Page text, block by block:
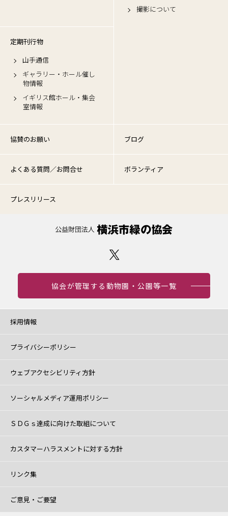
撮影について
定期刊行物
山手通信
ギャラリー・ホール催し
物情報
イギリス館ホール・集会
室情報
協賛のお願い ブログ
よくある質問／お問合せ ボランティア
プレスリリース
協会が管理する動物園・公園等一覧
採用情報
プライバシーポリシー
ウェブアクセシビリティ方針
ソーシャルメディア運用ポリシー
ＳＤＧｓ達成に向けた取組について
カスタマーハラスメントに対する方針
リンク集
ご意見・ご要望